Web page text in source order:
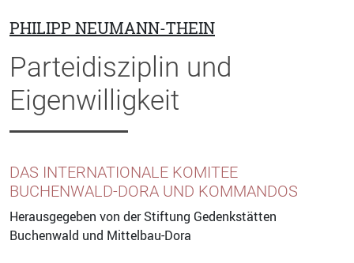
PHILIPP NEUMANN-THEIN
Parteidisziplin und
Eigenwilligkeit
DAS INTERNATIONALE KOMITEE
BUCHENWALD-DORA UND KOMMANDOS
Herausgegeben von der Stiftung Gedenkstätten
Buchenwald und Mittelbau-Dora